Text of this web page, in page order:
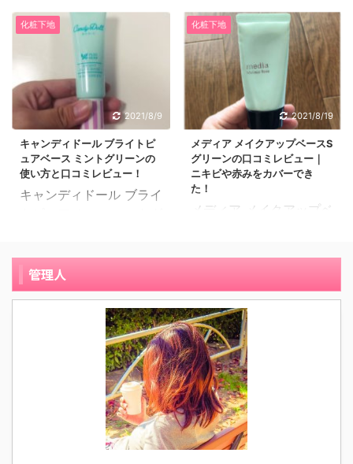
質は乾燥肌です。 ポアト
ル ポアカバーベースを使
い始めたきっかけは、小
鼻の毛穴が気になり始め
た為です。 普段からナチ
ュラルメイクの私は、BB
クリームだけとか、色の
ついた化粧下地だけのよ
うに毛穴に特化したコス
メを使用 ...
10代の頃はニキビが酷か
った事もあり、今でもT
ゾーンや小鼻辺りはベタ
つきやテカリで化粧崩れ
が気になる事がありま
す。 油断すると今でもニ
キビがたまにできるの
で、下地や日焼け止めな
どの肌につけるも ...
下地ピンクベージュは、
長時間のメイクもテカリ
で、600円というプチプ
ラ価格なのにその効果は
優秀すぎると口コミが広
がっている化粧下地で
す。 皮脂のテカリを抑え
るだけではなく、ウォー
タープルーフなので汗や
水にも強いのが売りで
か！ 皮脂吸着パウダーが
毛穴の凹凸をカバーして
くれて、光拡散効果で肌
をキレイに見せてくれる
効果もあるようです。 プ
チプラで手に入る、セザ
ンヌ皮脂テカリ防止下地
ピンクベージュの口コミ
写真付きでご紹介してい
は、紫外線から肌を守り
つつ、くすみや茶くまな
どの肌コンプレックスを
カバーして透明感のある
肌に仕上げてくれる化粧
下地です。 カラーバリエ
ーションは5色あり、使
い方の口コミレビューを
紹介するのはブルーにな
ります。 31歳のパート
です。肌質はオイリー肌
なり今までもらっていた
しまったため安い化粧品
を探し、この無印良品
UVベースコントロール
カラーに出会いました。
無印良品は化粧品コーナ
ーにアドバイザーもいな
...
化粧下地
2021/8/9
キャンディドール ブライトピ
ュアベース ミントグリーンの
使い方と口コミレビュー！
キャンディドール ブライ
のある肌に仕上げてくれ
る化粧下地です。 キャン
ディドール ブライトピュ
アベース ミントグリーン
の、使い方と口コミレビ
ューを紹介します。 25
歳の主婦です。肌質は敏
感肌です。 私は10代の
頃からニキビ、ニキビ
跡、赤みがコンプレック
化粧下地
2021/8/19
メディア メイクアップベースS
グリーンの口コミレビュー｜
ニキビや赤みをカバーでき
た！
メディア メイクアップベ
実現してくれる化粧下地
です。 メディア メイク
アップベースSグリーン
の口コミレビューを写真
付きでご紹介します。
27歳のアルバイトです。
肌質は乾燥肌です。 どち
らかというと色白なので
すが、顔（特にほっぺ
管理人